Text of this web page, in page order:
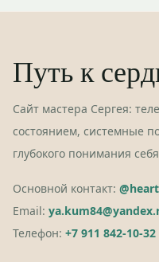
Путь к
Сайт мастера Сергея:
состоянием, системные
глубокого понимания
Основной контакт:
Email:
Телефон: +7 911 842-10-32